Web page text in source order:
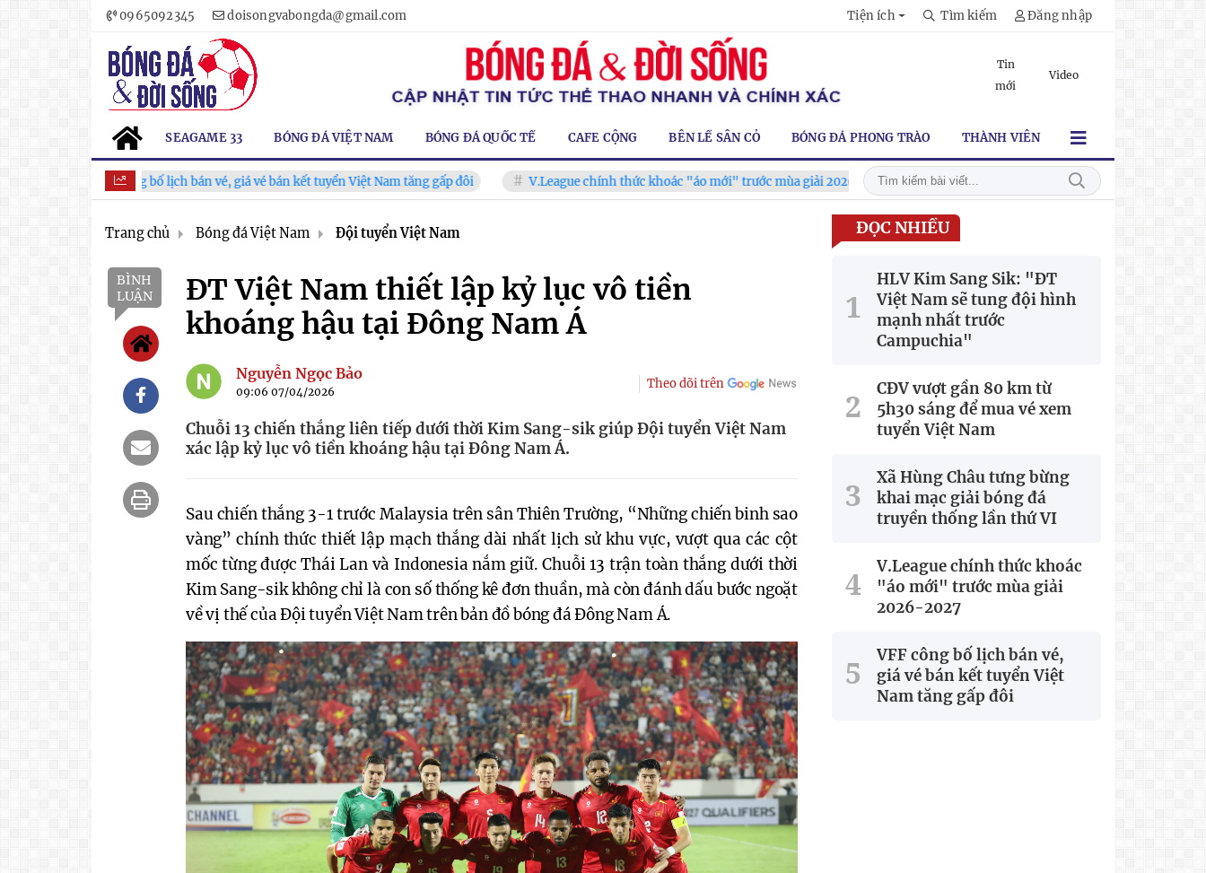
0965092345 doisongvabongda@gmail.com Tiện ích Tìm kiếm Đăng nhập
Tin
mới
Video
SEAGAME 33 BÓNG ĐÁ VIỆT NAM BÓNG ĐÁ QUỐC TẾ CAFE CỘNG BÊN LỀ SÂN CỎ BÓNG ĐÁ PHONG TRÀO THÀNH VIÊN
VFF công bố lịch bán vé, giá vé bán kết tuyển Việt Nam tăng gấp đôi V.League chính thức khoác "áo mới" trước mùa giải 2026-2027 Xã Hùng Châu tưng bừng khai mạc giải bóng đá truyền
Trang chủ Bóng đá Việt Nam Đội tuyển Việt Nam
BÌNH
LUẬN
ĐT Việt Nam thiết lập kỷ lục vô tiền
khoáng hậu tại Đông Nam Á
Nguyễn Ngọc Bảo
09:06 07/04/2026
Theo dõi trên
Chuỗi 13 chiến thắng liên tiếp dưới thời Kim Sang-sik giúp Đội tuyển Việt Nam
xác lập kỷ lục vô tiền khoáng hậu tại Đông Nam Á.
Sau chiến thắng 3-1 trước Malaysia trên sân Thiên Trường, “Những chiến binh sao
vàng” chính thức thiết lập mạch thắng dài nhất lịch sử khu vực, vượt qua các cột
mốc từng được Thái Lan và Indonesia nắm giữ. Chuỗi 13 trận toàn thắng dưới thời
Kim Sang-sik không chỉ là con số thống kê đơn thuần, mà còn đánh dấu bước ngoặt
về vị thế của Đội tuyển Việt Nam trên bản đồ bóng đá Đông Nam Á.
ĐỌC NHIỀU
HLV Kim Sang Sik: "ĐT
Việt Nam sẽ tung đội hình
mạnh nhất trước
Campuchia"
CĐV vượt gần 80 km từ
5h30 sáng để mua vé xem
tuyển Việt Nam
Xã Hùng Châu tưng bừng
khai mạc giải bóng đá
truyền thống lần thứ VI
V.League chính thức khoác
"áo mới" trước mùa giải
2026-2027
VFF công bố lịch bán vé,
giá vé bán kết tuyển Việt
Nam tăng gấp đôi